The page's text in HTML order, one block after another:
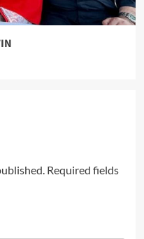
Required fields